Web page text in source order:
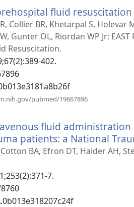
fluid
Collier BR, Khetarpal S, Holevar
Gunter OL, Riordan WP Jr;
Resuscitation.
402.
pubmed/19667896
窗
口）
fluid
patients: a National
Cotton BA, Efron DT, Haider AH,
7.